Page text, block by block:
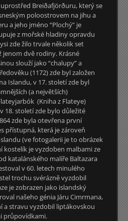
Breiðafjörðuru, který se
poloostrovem na jihu a
a jeho jméno “Plochý” je
z mořské hladiny opravdu
zde žilo trvale několik set
jenom dvě rodiny. Krásné
slouží jako “chalupy” a
(1172) zde byl založen
Islandu, v 17. století zde byl
(a největších)
(Kniha z Flateye)
18. století zde bylo důležité
zde byla otevřena první
přístupná, která je zároveň
(ve fotogalerii je to obrázek
kostelík je vyzdoben malbami ze
katalánského malíře Baltazara
v 60. letech minulého
trochu svérázně vyzdobil
je zobrazen jako islandský
našeho génia Járu Cimrmana,
a stravu vyzdobil liptákovskou
průpovídkami.